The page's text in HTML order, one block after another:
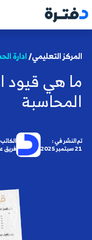
المركز التعليمي/ادارة
ما هي قيود
المحاسبة
تم النشر في :
21 سبتمبر 2025 فريق